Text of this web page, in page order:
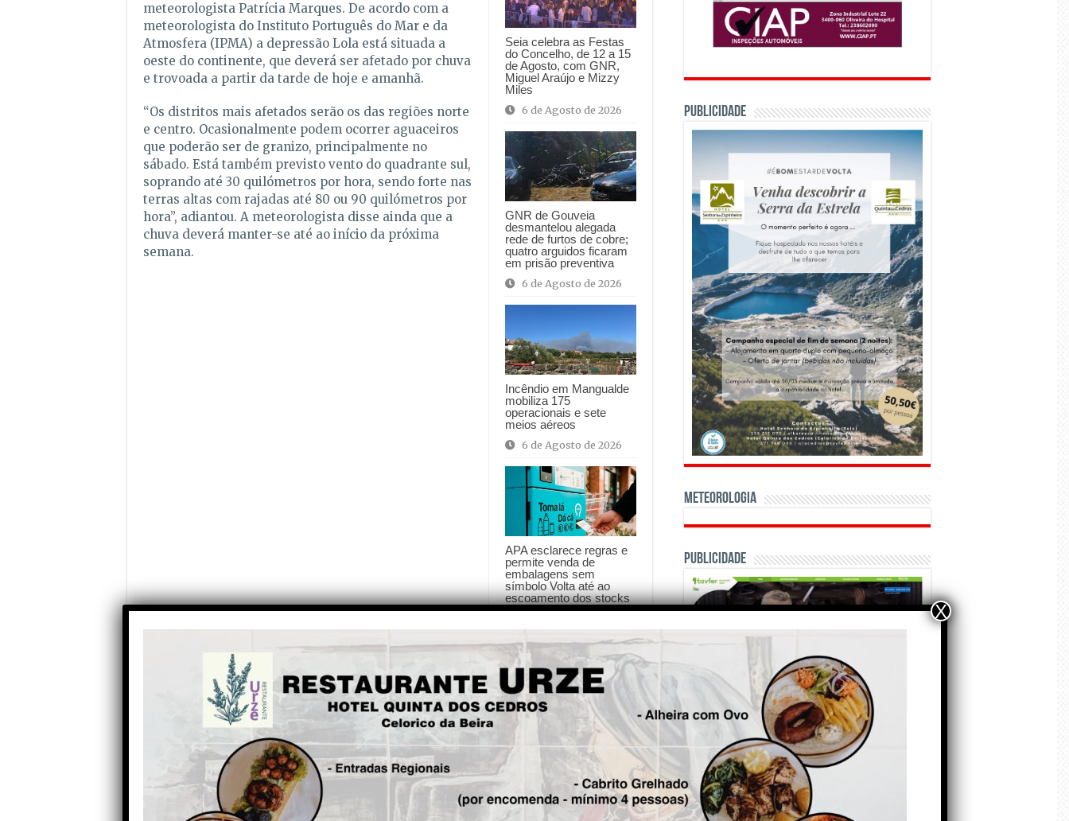
Seia celebra as Festas
do Concelho, de 12 a 15
de Agosto, com GNR,
Miguel Araújo e Mizzy
Miles
6 de Agosto de 2026
GNR de Gouveia
desmantelou alegada
rede de furtos de cobre;
quatro arguidos ficaram
em prisão preventiva
6 de Agosto de 2026
Incêndio em Mangualde
mobiliza 175
operacionais e sete
meios aéreos
6 de Agosto de 2026
APA esclarece regras e
permite venda de
embalagens sem
símbolo Volta até ao
escoamento dos stocks
meteorologista Patrícia Marques. De acordo com a
meteorologista do Instituto Português do Mar e da
Atmosfera (IPMA) a depressão Lola está situada a
oeste do continente, que deverá ser afetado por chuva
e trovoada a partir da tarde de hoje e amanhã.
“Os distritos mais afetados serão os das regiões norte
e centro. Ocasionalmente podem ocorrer aguaceiros
que poderão ser de granizo, principalmente no
sábado. Está também previsto vento do quadrante sul,
soprando até 30 quilómetros por hora, sendo forte nas
terras altas com rajadas até 80 ou 90 quilómetros por
hora”, adiantou. A meteorologista disse ainda que a
chuva deverá manter-se até ao início da próxima
semana.
Partilhe com os seus amigos nas redes sociais!
Devassa após devassa do Rio
Seia e do Rio Mondego, “a
culpa não pode morrer
solteira”: Autor: João Dinis
Seg.
Um dúzia de anos depois,
regressa a ligação
ferroviária entre a Guarda e
Covilhã
PUBLICIDADE
Meteorologia
Publicidade
OPINIÃO E CRÓNICAS
Matraquilhos… Autor:
Fernando Roldão
6 de Agosto de 2026
X